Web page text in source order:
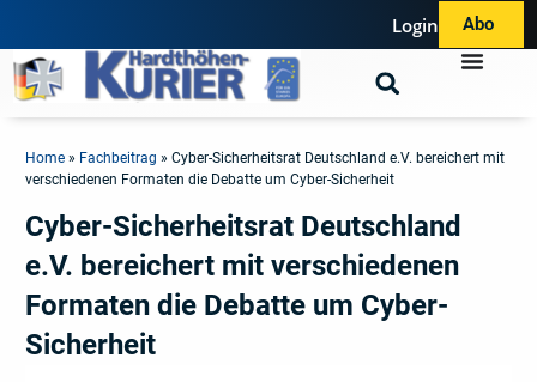
Login Abo
Home » Fachbeitrag »Cyber-Sicherheitsrat Deutschland e.V. bereichert mit
verschiedenen Formaten die Debatte um Cyber-Sicherheit
Cyber-Sicherheitsrat Deutschland
e.V. bereichert mit verschiedenen
Formaten die Debatte um Cyber-
Sicherheit